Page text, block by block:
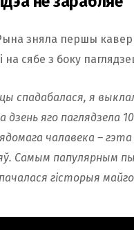
зняла першы
на сябе з боку
спадабалася, я
дзень яго паглядзела
чалавека –
Самым папулярным
гісторыя майго